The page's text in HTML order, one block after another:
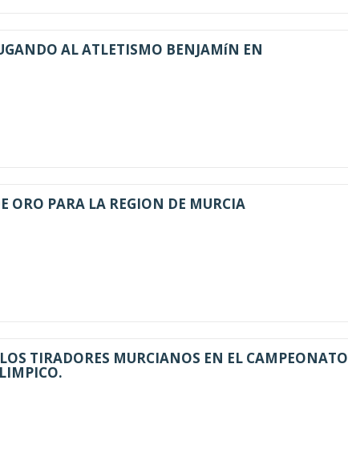
AL ATLETISMO BENJAMíN EN
ORO PARA LA REGION DE MURCIA
TIRADORES MURCIANOS EN EL CAMPEONATO